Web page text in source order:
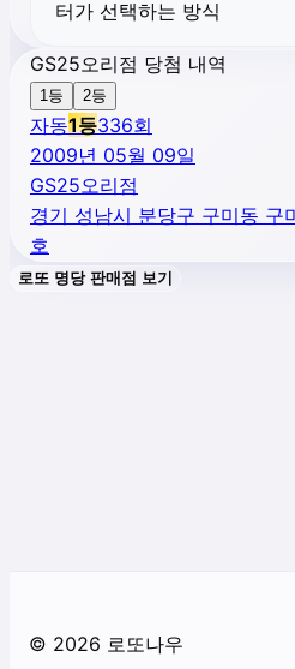
터가 선택하는 방식
GS25오리점 당첨 내역
1등 2등
자동1등336회
2009년 05월 09일
GS25오리점
경기 성남시 분당구 구미동 구
호
로또 명당 판매점 보기
© 2026 로또나우